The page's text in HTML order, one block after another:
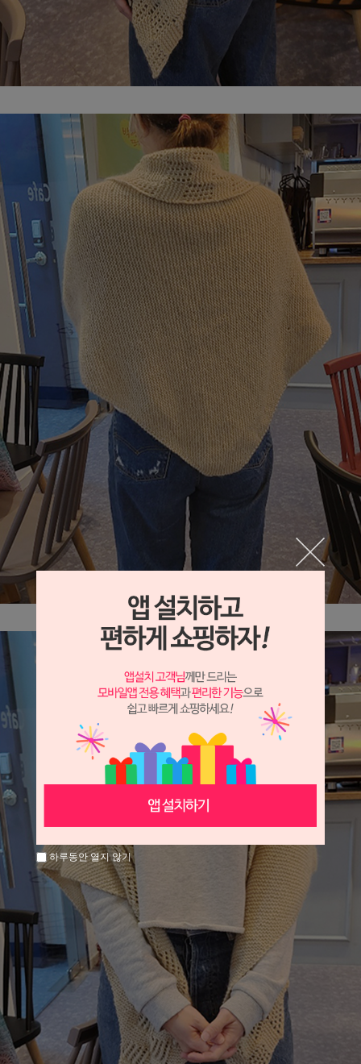
하루동안 열지 않기